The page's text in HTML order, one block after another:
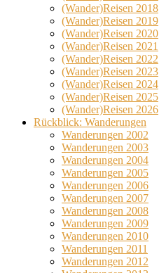
(Wander)Reisen 2018
(Wander)Reisen 2019
(Wander)Reisen 2020
(Wander)Reisen 2021
(Wander)Reisen 2022
(Wander)Reisen 2023
(Wander)Reisen 2024
(Wander)Reisen 2025
(Wander)Reisen 2026
Rückblick: Wanderungen
Wanderungen 2002
Wanderungen 2003
Wanderungen 2004
Wanderungen 2005
Wanderungen 2006
Wanderungen 2007
Wanderungen 2008
Wanderungen 2009
Wanderungen 2010
Wanderungen 2011
Wanderungen 2012